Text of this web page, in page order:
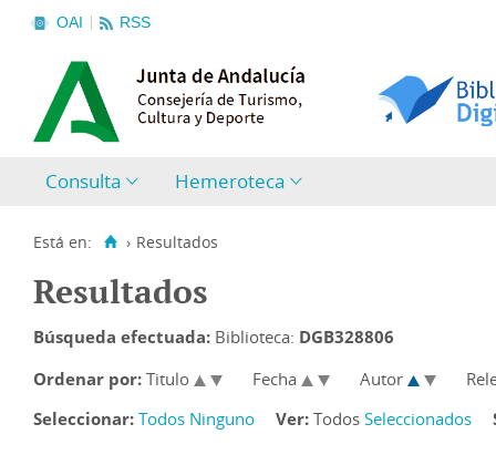
OAI RSS
Consulta Hemeroteca
Está en: › Resultados
Resultados
Búsqueda efectuada: Biblioteca: DGB328806
Ordenar por: Titulo Fecha Autor
Seleccionar: Todos Ninguno Ver: Todos Seleccionados